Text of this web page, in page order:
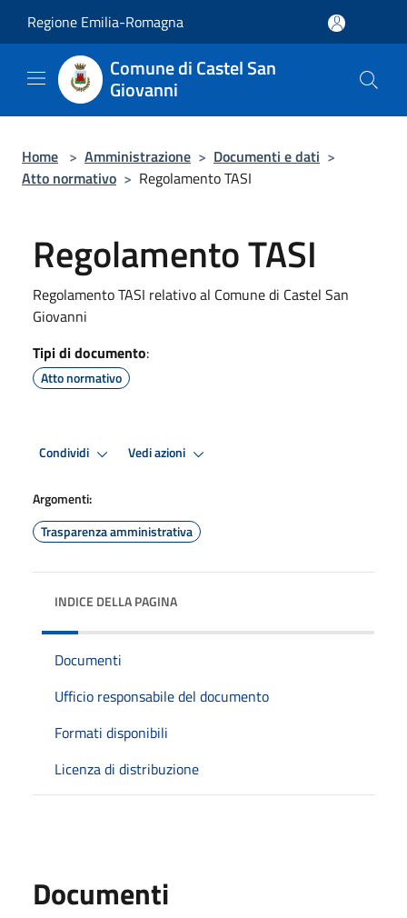
Regione Emilia-Romagna
Comune di Castel San
Giovanni
Home > Amministrazione > Documenti e dati >
Atto normativo > Regolamento TASI
Regolamento TASI
Regolamento TASI relativo al Comune di Castel San
Giovanni
Tipi di documento:
Atto normativo
Condividi Vedi azioni
Argomenti:
Trasparenza amministrativa
INDICE DELLA PAGINA
Documenti
Ufficio responsabile del documento
Formati disponibili
Licenza di distribuzione
Documenti